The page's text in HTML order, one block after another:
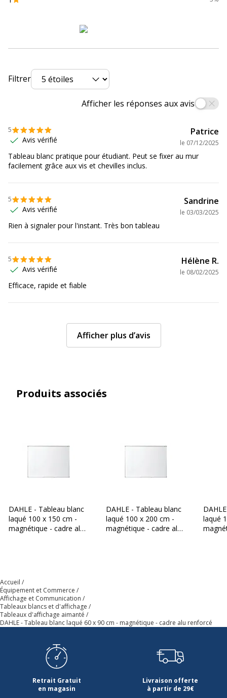
Filtrer
Afficher les réponses aux avis
5
Avis vérifié
Patrice
le 07/12/2025
Tableau blanc pratique pour étudiant. Peut se fixer au mur
facilement grâce aux vis et chevilles inclus.
5
Avis vérifié
Sandrine
le 03/03/2025
Rien à signaler pour l'instant. Très bon tableau
5
Avis vérifié
Hélène R.
le 08/02/2025
Efficace, rapide et fiable
Afficher plus d’avis
Produits associés
DAHLE - Tableau blanc
laqué 100 x 150 cm -
magnétique - cadre alu
DAHLE - Tableau blanc
laqué 100 x 200 cm -
magnétique - cadre alu
laqué
Accueil
Équipement et Commerce
Affichage et Communication
Tableaux blancs et d'affichage
Tableaux d'affichage aimanté
DAHLE - Tableau blanc laqué 60 x 90 cm - magnétique - cadre alu renforcé
Retrait Gratuit
en magasin
Livraison offerte
à partir de 29€